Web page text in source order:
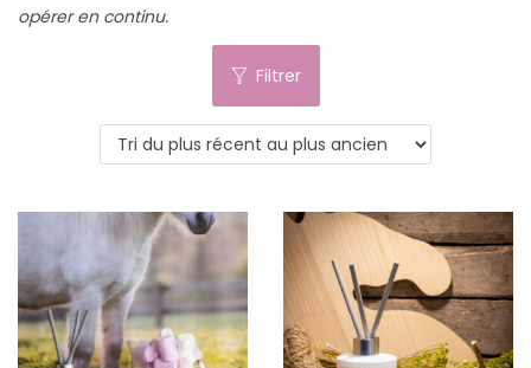
opérer en continu.
Filtrer